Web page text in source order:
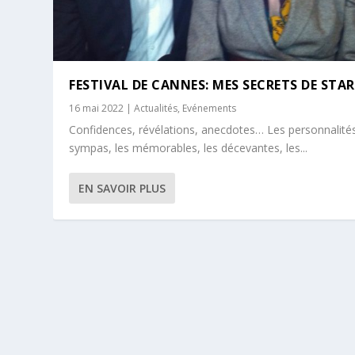
FESTIVAL DE CANNES: MES SECRETS DE
16 mai 2022 |Actualités, Evénements
Confidences, révélations, anecdotes… Les
sympas, les mémorables, les décevantes, les...
EN SAVOIR PLUS